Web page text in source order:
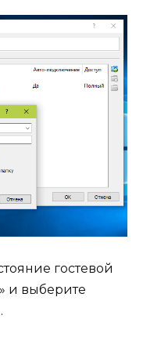
гостевой
и выберите